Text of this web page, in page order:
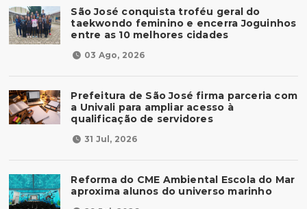
São José conquista troféu geral do
taekwondo feminino e encerra Joguinhos
entre as 10 melhores cidades
03 Ago, 2026
Prefeitura de São José firma parceria com
a Univali para ampliar acesso à
qualificação de servidores
31 Jul, 2026
Reforma do CME Ambiental Escola do Mar
aproxima alunos do universo marinho